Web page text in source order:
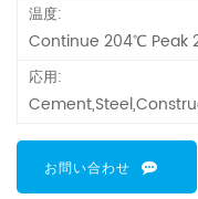
温度:
Continue 204℃ Peak
応用:
お問い合わせ